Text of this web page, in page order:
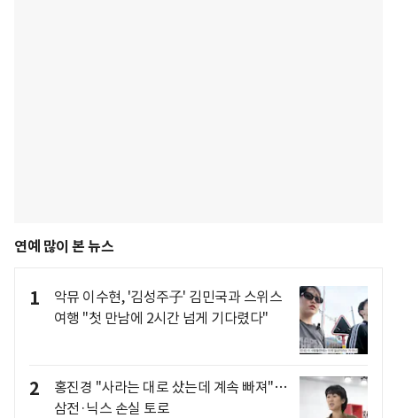
연예 많이 본 뉴스
1
악뮤 이수현, '김성주子' 김민국과 스위스
여행 "첫 만남에 2시간 넘게 기다렸다"
2
홍진경 "사라는 대로 샀는데 계속 빠져"…
삼전·닉스 손실 토로